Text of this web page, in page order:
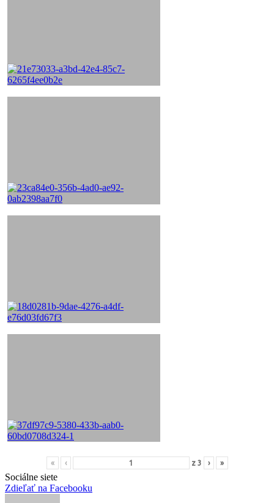
« ‹ z 3 › »
Sociálne siete
Zdieľať na Facebooku